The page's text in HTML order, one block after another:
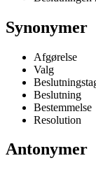
Synonymer
Afgørelse
Valg
Beslutning
Bestemmelse
Resolution
Antonymer